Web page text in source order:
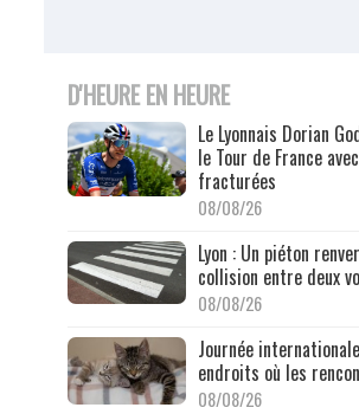
D'HEURE EN HEURE
Le Lyonnais Dorian
le Tour de France
fracturées
08/08/26
Lyon : Un piéton
collision entre deux
08/08/26
Journée
endroits où les
08/08/26